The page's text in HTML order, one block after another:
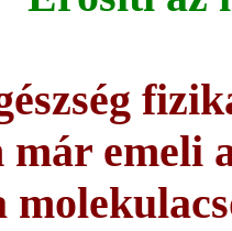
már emeli